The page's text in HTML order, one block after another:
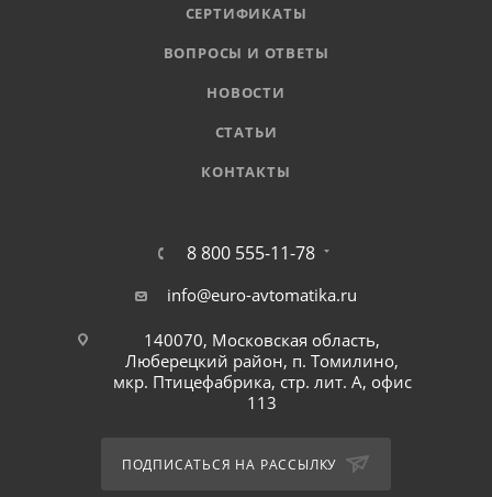
СЕРТИФИКАТЫ
ВОПРОСЫ И ОТВЕТЫ
НОВОСТИ
СТАТЬИ
КОНТАКТЫ
8 800 555-11-78
info@euro-avtomatika.ru
140070, Московская область,
Люберецкий район, п. Томилино,
мкр. Птицефабрика, стр. лит. А, офис
113
ПОДПИСАТЬСЯ НА РАССЫЛКУ